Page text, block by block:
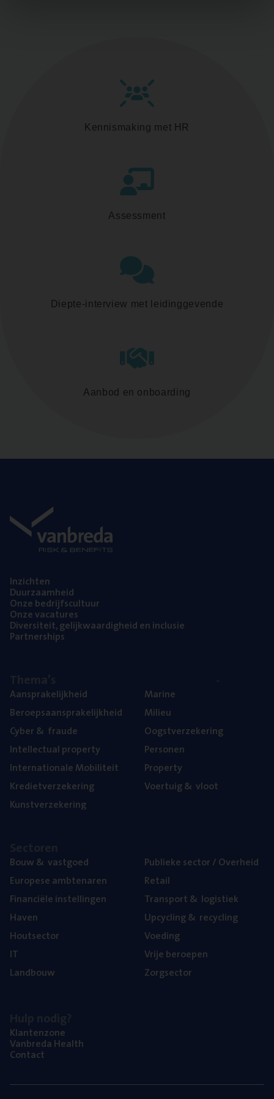
Kennismaking met HR
Assessment
Diepte-interview met leidinggevende
Aanbod en onboarding
Inzich­ten
Duur­zaam­heid
Onze bedrijfs­cul­tuur
Onze vaca­tu­res
Diver­si­teit, gelijk­waar­dig­heid en inclusie
Part­ner­ships
Aan­spra­ke­lijk­heid
Beroeps­aan­spra­ke­lijk­heid
Cyber& fraude
Intel­lec­tu­al property
Inter­na­ti­o­na­le Mobiliteit
Kre­diet­ver­ze­ke­ring
Kunst­ver­ze­ke­ring
Mari­ne
Mili­eu
Oogst­ver­ze­ke­ring
Per­so­nen
Pro­per­ty
Voer­tuig& vloot
Bouw& vastgoed
Euro­pe­se ambtenaren
Finan­ci­ë­le instellingen
Haven
Hout­sec­tor
IT
Land­bouw
Publie­ke sec­tor / Overheid
Retail
Trans­port& logistiek
Upcy­cling& recycling
Voe­ding
Vrije beroe­pen
Zorg­sec­tor
Klan­ten­zo­ne
Van­b­re­da Health
Con­tact